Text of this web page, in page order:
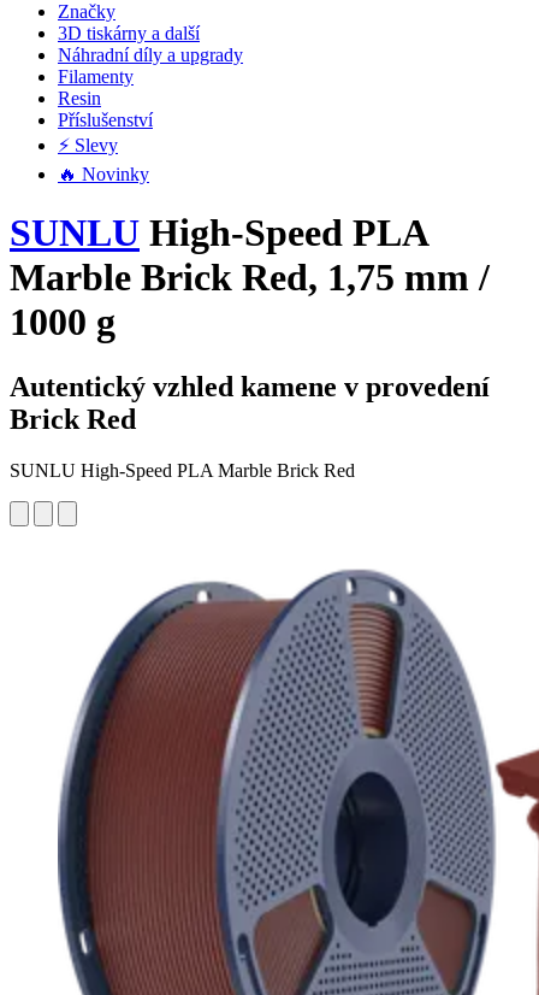
Značky
3D tiskárny a další
Náhradní díly a upgrady
Filamenty
Resin
Příslušenství
⚡ Slevy
🔥 Novinky
SUNLU High-Speed PLA
Marble Brick Red, 1,75 mm /
1000 g
Autentický vzhled kamene v provedení
Brick Red
SUNLU High-Speed PLA Marble Brick Red